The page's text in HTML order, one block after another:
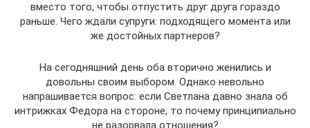
вместо того, чтобы отпустить друг друга гораздо
раньше. Чего ждали супруги: подходящего момента или
же достойных партнеров?
На сегодняшний день оба вторично женились и
довольны своим выбором. Однако невольно
напрашивается вопрос: если Светлана давно знала об
интрижках Федора на стороне, то почему принципиально
не разорвала отношения?